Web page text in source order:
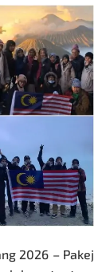
2026 – Pakej